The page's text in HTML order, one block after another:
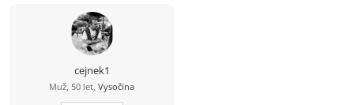
cejnek1
Muž, 50 let, Vysočina